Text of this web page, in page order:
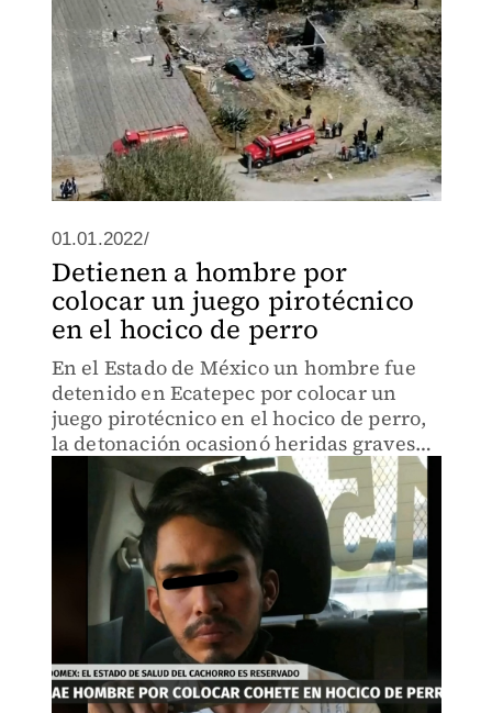
01.01.2022/
Detienen a hombre por
colocar un juego pirotécnico
en el hocico de perro
En el Estado de México un hombre fue
detenido en Ecatepec por colocar un
juego pirotécnico en el hocico de perro,
la detonación ocasionó heridas graves
en el hocico del perro, el agresor
reconoció participar en este acto.